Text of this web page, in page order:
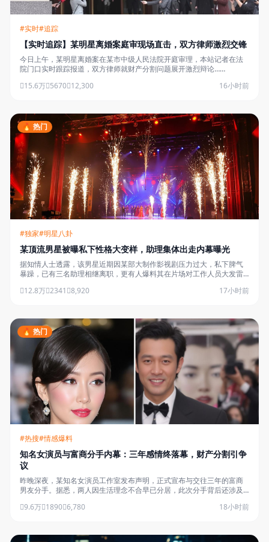
#实时#追踪
【实时追踪】某明星离婚案庭审现场直击，双方律师激烈交锋
今日上午，某明星离婚案在某市中级人民法院开庭审理，本站记者在法
院门口实时跟踪报道，双方律师就财产分割问题展开激烈辩论……
15.6万 5670 12,300 16小时前
🔥 热门
#独家#明星八卦
某顶流男星被曝私下性格大变样，助理集体出走内幕曝光
据知情人士透露，该男星近期因某部大制作影视剧压力过大，私下脾气
暴躁，已有三名助理相继离职，更有人爆料其在片场对工作人员大发雷
12.8万 2341 8,920 17小时前
🔥 热门
#热搜#情感爆料
知名女演员与富商分手内幕：三年感情终落幕，财产分割引争
议
昨晚深夜，某知名女演员工作室发布声明，正式宣布与交往三年的富商
男友分手。据悉，两人因生活理念不合早已分居，此次分手背后还涉及
9.6万 1890 6,780 18小时前